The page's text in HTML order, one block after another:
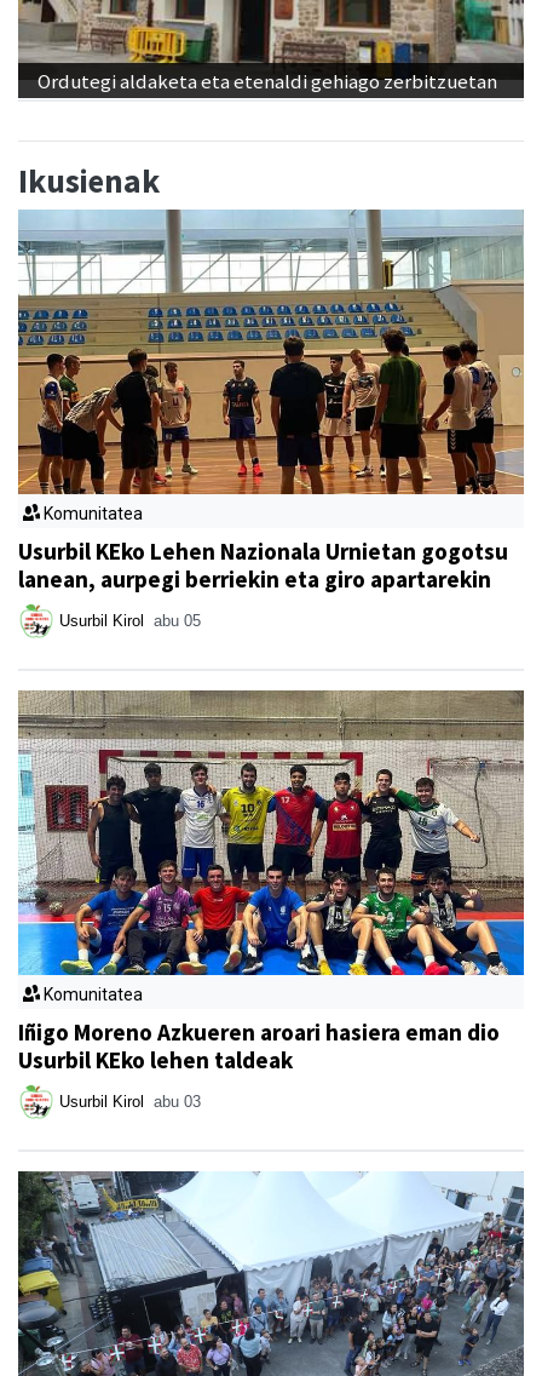
Ordutegi aldaketa eta etenaldi gehiago zerbitzuetan
Ikusienak
Komunitatea
Usurbil KEko Lehen Nazionala Urnietan gogotsu
lanean, aurpegi berriekin eta giro apartarekin
Usurbil Kirol abu 05
Komunitatea
Iñigo Moreno Azkueren aroari hasiera eman dio
Usurbil KEko lehen taldeak
Usurbil Kirol abu 03